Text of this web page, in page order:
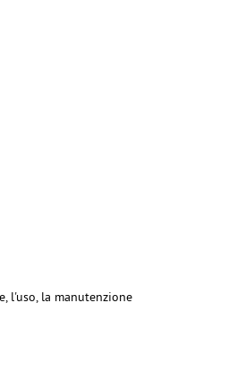
l'uso, la manutenzione